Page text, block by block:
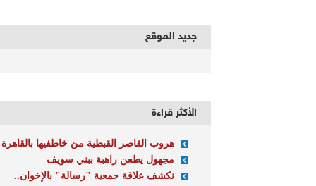
جديد الموقع
الأكثر قراءة
هروب القاصر القبطية من خاطفيها بالقاهرة
مجهول يطعن راهبة ببني سويف
نكشف علاقة جمعية "رسالة" بالإخوان..